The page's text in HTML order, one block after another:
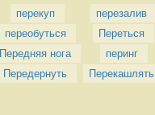
перекуп
переобуться
Передняя нога
Передернуть
перезалив
Переться
перинг
Перекашлять